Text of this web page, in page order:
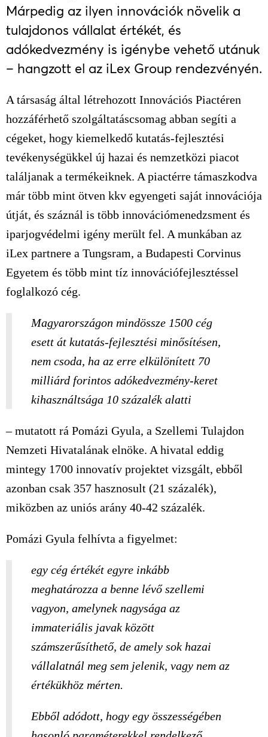
Márpedig az ilyen innovációk növelik a
tulajdonos vállalat értékét, és
adókedvezmény is igénybe vehető utánuk
– hangzott el az iLex Group rendezvényén.
A társaság által létrehozott Innovációs Piactéren
hozzáférhető szolgáltatáscsomag abban segíti a
cégeket, hogy kiemelkedő kutatás-fejlesztési
tevékenységükkel új hazai és nemzetközi piacot
találjanak a termékeiknek. A piactérre támaszkodva
már több mint ötven kkv egyengeti saját innovációja
útját, és száznál is több innovációmenedzsment és
iparjogvédelmi igény merült fel. A munkában az
iLex partnere a Tungsram, a Budapesti Corvinus
Egyetem és több mint tíz innovációfejlesztéssel
foglalkozó cég.
Magyarországon mindössze 1500 cég
esett át kutatás-fejlesztési minősítésen,
nem csoda, ha az erre elkülönített 70
milliárd forintos adókedvezmény-keret
kihasználtsága 10 százalék alatti
– mutatott rá Pomázi Gyula, a Szellemi Tulajdon
Nemzeti Hivatalának elnöke. A hivatal eddig
mintegy 1700 innovatív projektet vizsgált, ebből
azonban csak 357 hasznosult (21 százalék),
miközben az uniós arány 40-42 százalék.
Pomázi Gyula felhívta a figyelmet:
egy cég értékét egyre inkább
meghatározza a benne lévő szellemi
vagyon, amelynek nagysága az
immateriális javak között
számszerűsíthető, de amely sok hazai
vállalatnál meg sem jelenik, vagy nem az
értékükhöz mérten.
Ebből adódott, hogy egy összességében